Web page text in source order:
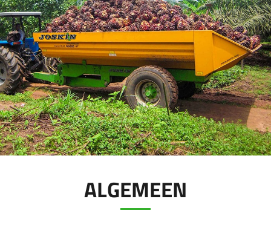
Slovenija
Lietuvių kalba
Česká republika
Srpski
ελληνικά
ALGEMEEN